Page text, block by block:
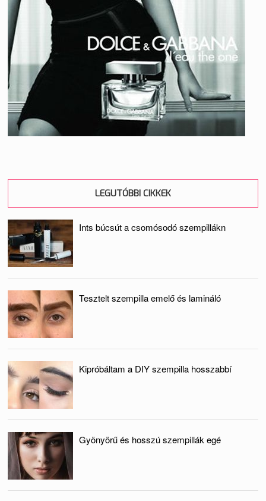
LEGUTÓBBI CIKKEK
Ints búcsút a csomósodó szempillákn
Tesztelt szempilla emelő és lamináló
Kipróbáltam a DIY szempilla hosszabbí
Gyönyörű és hosszú szempillák egé